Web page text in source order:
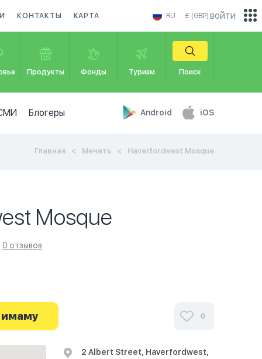
КОНТАКТЫ КАРТА RU £ (GBP)
Продукты Фонды Туризм Поиск
Блогеры Android iOS
войти
Главная Мечеть Haverfordwest Mosque
Mosque
0 отзывов
посетителей Haverfordwest Mosque в
и узнайте о часах работы. Ваше духовное
здесь.
имаму 0
2 Albert Street, Haverfordwest,